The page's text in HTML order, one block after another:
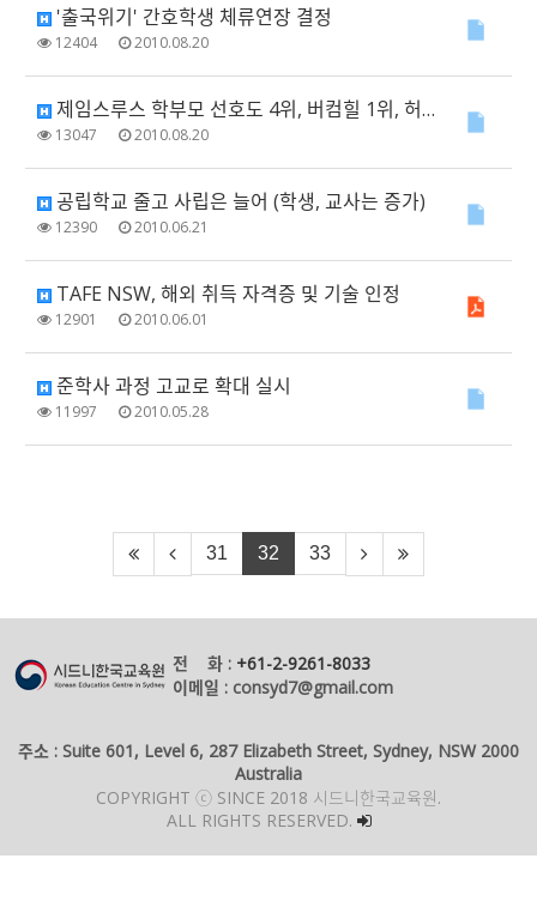
'출국위기' 간호학생 체류연장 결정
12404 2010.08.20
제임스루스 학부모 선호도 4위, 버컴힐 1위, 허스트빌 OC 최고 인기
13047 2010.08.20
공립학교 줄고 사립은 늘어 (학생, 교사는 증가)
12390 2010.06.21
TAFE NSW, 해외 취득 자격증 및 기술 인정
12901 2010.06.01
준학사 과정 고교로 확대 실시
11997 2010.05.28
31 32 33
전 화 : +61-2-9261-8033
이메일 : consyd7@gmail.com
주소 : Suite 601, Level 6, 287 Elizabeth Street, Sydney, NSW 2000
Australia
COPYRIGHT ⓒ SINCE 2018 시드니한국교육원.
ALL RIGHTS RESERVED.